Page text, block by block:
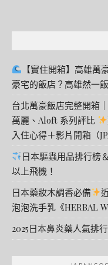
【實住開箱】高雄
豪宅的飯店？高雄然一
台北萬豪飯店完整開箱
萬麗、Aloft 系列評比
入住心得＋影片開箱（
日本驅蟲用品排行榜
以上飛機！
日本藥妝木調香必備
泡泡洗手乳《HERBAL
2025日本鼻炎藥人氣排行